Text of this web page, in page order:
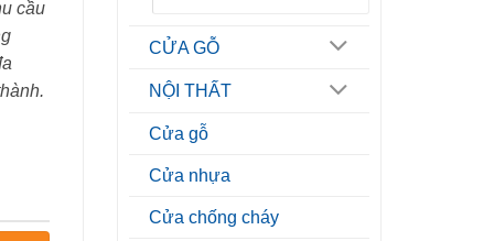
CỬA GỖ
NỘI THẤT
Cửa gỗ
Cửa nhựa
Cửa chống cháy
cầu